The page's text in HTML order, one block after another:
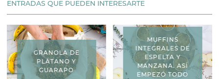
ENTRADAS QUE PUEDEN INTERESARTE
GRANOLA DE
PLÁTANO Y
GUARAPO
MUFFINS
INTEGRALES DE
ESPELTA Y
MANZANA. ASÍ
EMPEZÓ TODO